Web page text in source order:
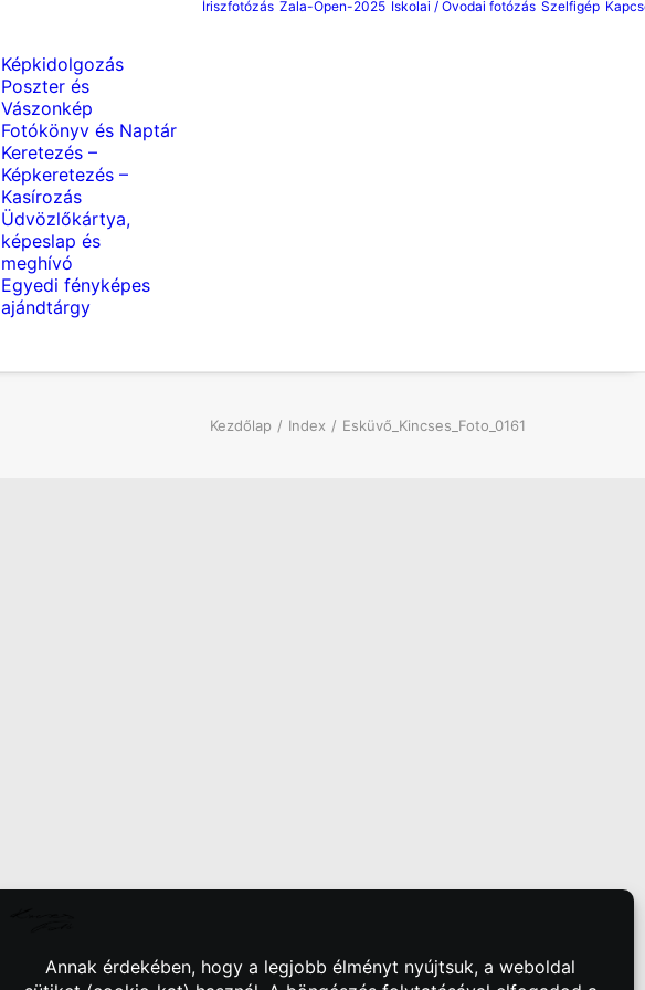
Képkidolgozás
Poszter és
Vászonkép
Fotókönyv és Naptár
Keretezés –
Képkeretezés –
Kasírozás
Üdvözlőkártya,
képeslap és
meghívó
Egyedi fényképes
ajándtárgy
Íriszfotózás Zala-Open-2025 Iskolai / Ovodai fotózás Szelfigép
Kezdőlap Index Esküvő_Kincses_Foto_0161